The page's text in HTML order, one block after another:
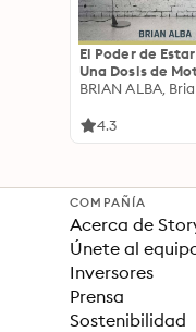
El Poder de
Una Dosis de
Acompañada
una Vida Mejor
BRIAN ALBA,
4.3
COMPAÑÍA
Acerca de
Únete al
Inversores
Prensa
Sostenibilidad